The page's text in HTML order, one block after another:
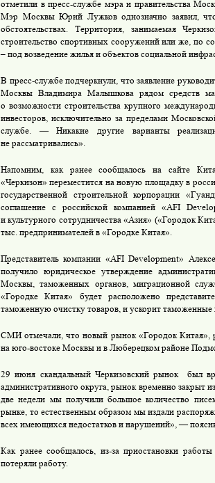
отметили в пресс-службе мэра и правительства
Мэр Москвы Юрий Лужков однозначно заявил,
обстоятельствах. Территория, занимаемая
строительство спортивных сооружений или же, по
– под возведение жилья и объектов социальной
В пресс-службе подчеркнули, что заявление
Москвы Владимира Малышкова рядом средств
о возможности строительства крупного
инвесторов, исключительно за пределами
службе. — Никакие другие варианты
не рассматривались».
Напомним, как ранее сообщалось на сайте
«Черкизон» переместится на новую площадку в
государственной строительной корпорации
соглашение с российской компанией «AFI
и культурного сотрудничества «Азия» («Городок
тыс. предпринимателей в «Городке Китая».
Представитель компании «AFI Development»
получило юридическое утверждение
Москвы, таможенных органов, миграционной
«Городке Китая» будет расположено
таможенную очистку товаров, и ускорит таможенные
СМИ отмечали, что новый рынок «Городок Китая»,
на юго-востоке Москвы и в Люберецком районе
29 июня скандальный Черкизовский рынок был
административного округа, рынок временно закрыт
две недели мы получили большое количество
рынке, то естественным образом мы издали
всех имеющихся недостатков и нарушений», —
Как ранее сообщалось, из-за приостановки
потеряли работу.